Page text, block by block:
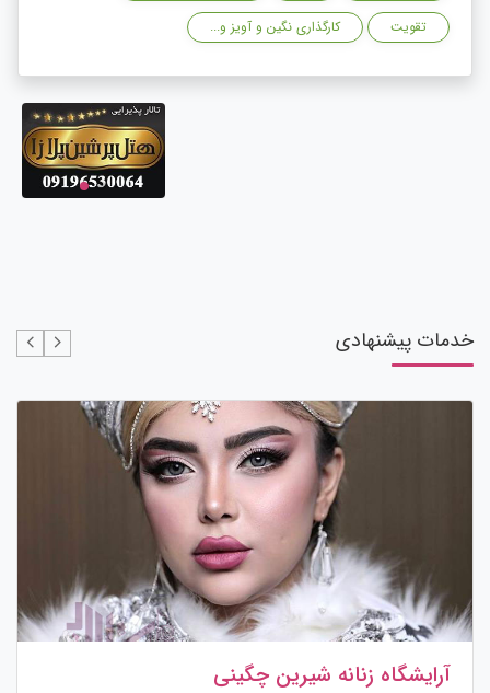
تقویت
کارگذاری نگین و آویز و...
خدمات پیشنهادی
آرایشگاه زنانه شیرین چگینی